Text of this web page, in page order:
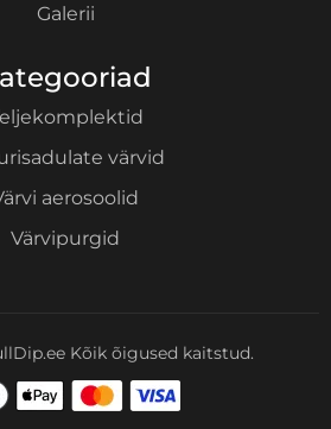
Galerii
värvid
aerosoolid
Värvipurgid
Kõik õigused kaitstud.